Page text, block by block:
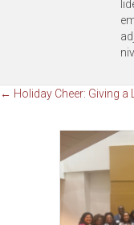
Navegación
publicaciones
← Holiday Cheer: Giving a